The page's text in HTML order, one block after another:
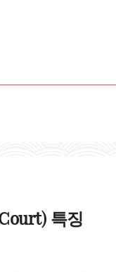
특징